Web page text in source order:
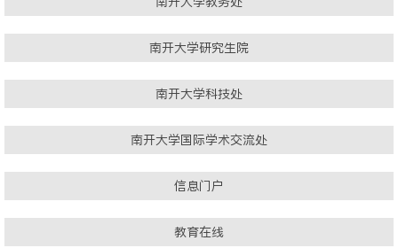
南开大学研究生院
南开大学科技处
南开大学国际学术交流处
信息门户
教育在线